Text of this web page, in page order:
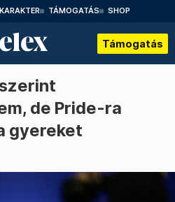
KARAKTER TÁMOGATÁS SHOP
Támogatás
de Pride-ra
gyereket